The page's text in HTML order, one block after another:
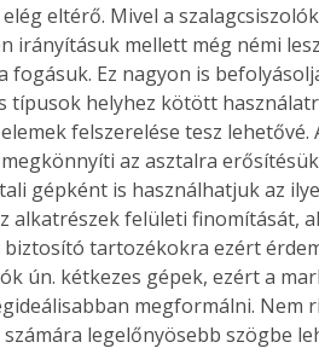
Gyógyító
természet kincsei
eltérő. Mivel a
irányításuk mellett még némi
fogásuk. Ez nagyon is
típusok helyhez kötött
felszerelése tesz lehetővé.
az asztalra
gépként is használhatjuk az
alkatrészek felületi finomítását,
tartozékokra ezért
ún. kétkezes gépek, ezért a
megformálni. Nem
legelőnyösebb szögbe